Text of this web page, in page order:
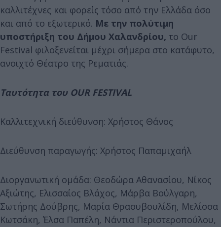
καλλιτέχνες και φορείς τόσο από την Ελλάδα όσο
και από το εξωτερικό. Με την πολύτιμη
υποστήριξη του Δήμου Χαλανδρίου, το Our
Festival φιλοξενείται μέχρι σήμερα στο κατάφυτο,
ανοιχτό Θέατρο της Ρεματιάς.
Ταυτότητα του OUR FESTIVAL
Καλλιτεχνική διεύθυνση: Χρήστος Θάνος
Διεύθυνση παραγωγής: Χρήστος Παπαμιχαήλ
Διοργανωτική ομάδα: Θεοδώρα Αθανασίου, Νίκος
Αξιώτης, Ελισσαίος Βλάχος, Μάρβα Βούλγαρη,
Σωτήρης Δούβρης, Μαρία Θρασυβουλίδη, Μελίσσα
Κωτσάκη, Έλσα Παπέλη, Νάντια Περιστεροπούλου,